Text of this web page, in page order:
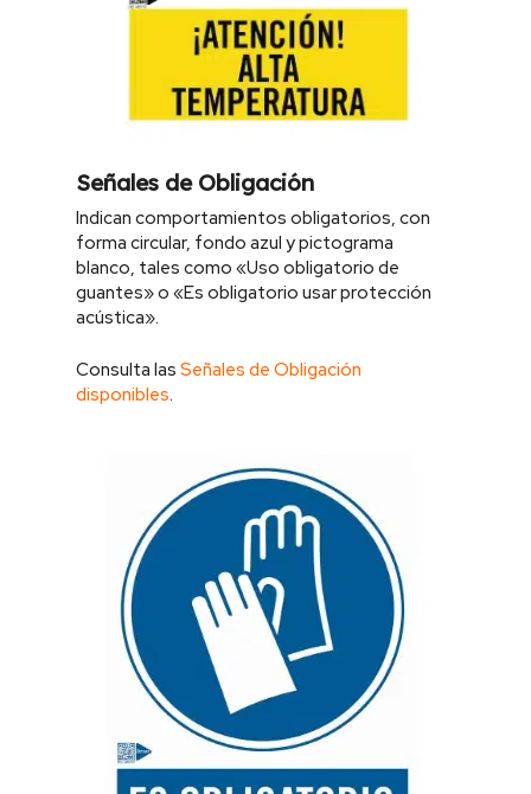
Señales de Obligación
Indican comportamientos obligatorios, con
forma circular, fondo azul y pictograma
blanco, tales como «Uso obligatorio de
guantes» o «Es obligatorio usar protección
acústica».
Consulta las Señales de Obligación
disponibles.